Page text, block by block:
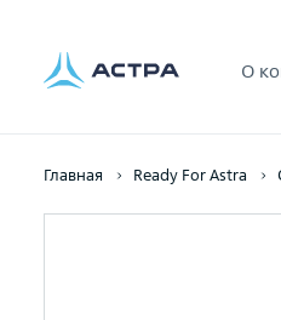
О
Главная Ready For Astra